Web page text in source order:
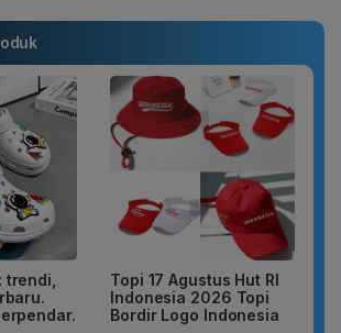
trendi,
Topi 17 Agustus Hut RI
Indonesia 2026 Topi
Bordir Logo Indonesia